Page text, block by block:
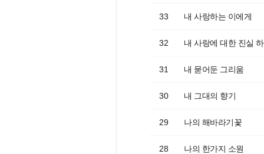
33 내 사랑하는 이에게
32 내 사랑에 대한 진실
31 내 묻어둔 그리움
30 내 그대의 향기
29 나의 해바라기꽃
28 나의 한가지 소원